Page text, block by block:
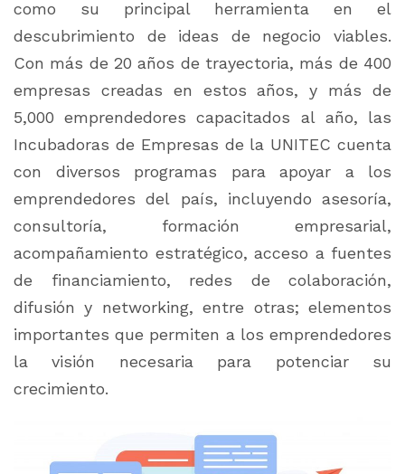
como su principal herramienta en el
descubrimiento de ideas de negocio viables.
Con más de 20 años de trayectoria, más de 400
empresas creadas en estos años, y más de
5,000 emprendedores capacitados al año, las
Incubadoras de Empresas de la UNITEC cuenta
con diversos programas para apoyar a los
emprendedores del país, incluyendo asesoría,
consultoría, formación empresarial,
acompañamiento estratégico, acceso a fuentes
de financiamiento, redes de colaboración,
difusión y networking, entre otras; elementos
importantes que permiten a los emprendedores
la visión necesaria para potenciar su
crecimiento.